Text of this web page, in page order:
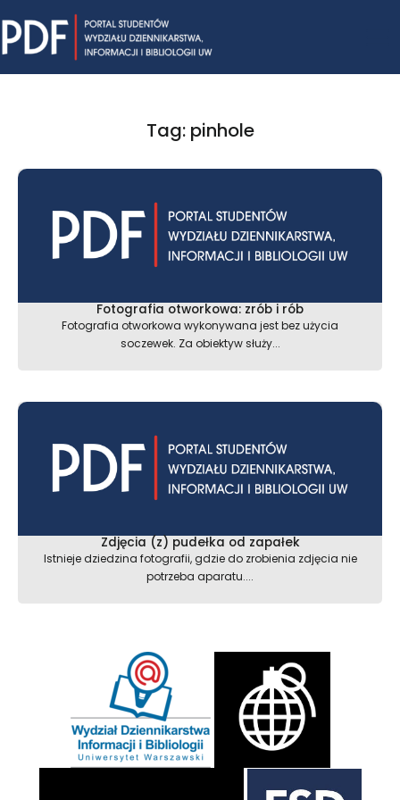
to
content
Tag: pinhole
Fotografia otworkowa: zrób i rób
Fotografia otworkowa wykonywana jest bez użycia
soczewek. Za obiektyw służy...
Zdjęcia (z) pudełka od zapałek
Istnieje dziedzina fotografii, gdzie do zrobienia zdjęcia nie
potrzeba aparatu....